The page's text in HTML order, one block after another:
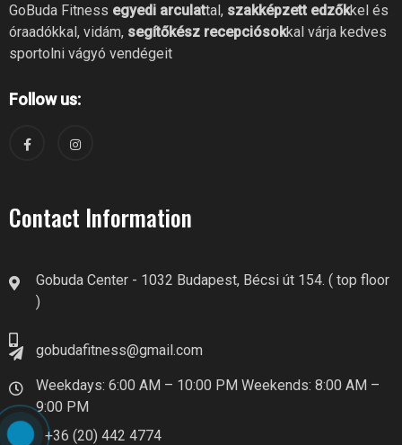
GoBuda Fitness egyedi arculattal, szakképzett edzőkkel és
óraadókkal, vidám, segítőkész recepciósokkal várja kedves
sportolni vágyó vendégeit
Follow us:
Contact Information
Gobuda Center - 1032 Budapest, Bécsi út 154. ( top floor
)
gobudafitness@gmail.com
Weekdays: 6:00 AM – 10:00 PM Weekends: 8:00 AM –
9:00 PM
+36 (20) 442 4774